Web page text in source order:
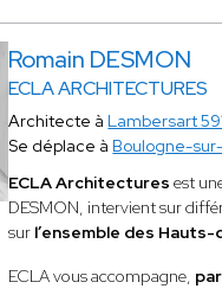
Romain DESMON
ECLA ARCHITECTURES
Architecte à Lambersart
Se déplace à Boulogne-
ECLA Architecturesest
DESMON, intervient sur
sur l’ensemble des
ECLA vous accompagne,